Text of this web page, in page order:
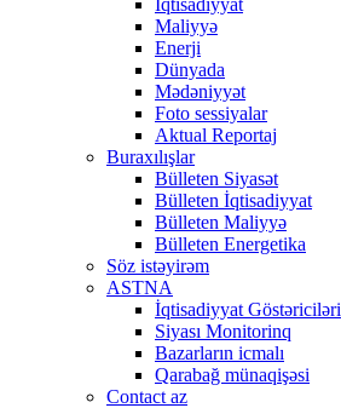
İqtisadiyyat
Maliyyə
Enerji
Dünyada
Mədəniyyət
Foto sessiyalar
Aktual Reportaj
Buraxılışlar
Bülleten Siyasət
Bülleten İqtisadiyyat
Bülleten Maliyyə
Bülleten Energetika
Söz istəyirəm
ASTNA
İqtisadiyyat Göstəriciləri
Siyası Monitorinq
Bazarların icmalı
Qarabağ münaqişəsi
Contact az